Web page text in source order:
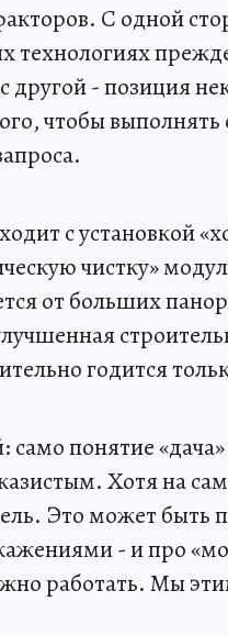
С одной
другой - позиция
чтобы
с установкой
чистку»
от больших
годится
понятие
Хотя на
Это может быть
- и про
работать. Мы